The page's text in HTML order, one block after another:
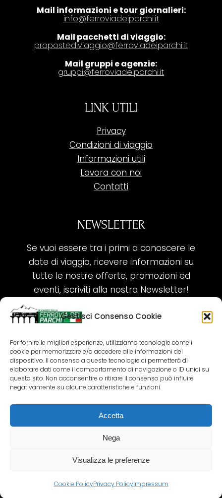
Gestisci Consenso Cookie
Per fornire le migliori esperienze, utilizziamo tecnologie come i
cookie per memorizzare e/o accedere alle informazioni del
dispositivo. Il consenso a queste tecnologie ci permetterà di
elaborare dati come il comportamento di navigazione o ID unici su
questo sito. Non acconsentire o ritirare il consenso può influire
negativamente su alcune caratteristiche e funzioni.
Accetta
Nega
Visualizza le preferenze
Cookie PolicyPrivacy PolicyImpressum
Mail informazioni e tour giornalieri:
info@ferroviadeiparchi.it
Mail pacchetti di viaggio:
propostediviaggio@ferroviadeiparchi.it
Mail gruppi e agenzie:
gruppi@ferroviadeiparchi.it
LINK UTILI
Privacy
Condizioni di viaggio
Informazioni utili
Lavora con noi
Contatti
NEWSLETTER
Se vuoi essere tra i primi a conoscere le
date di viaggio, ricevere informazioni su
tutte le nostre offerte, promozioni ed
eventi, iscriviti alla nostra Newsletter!
ISCRIVITI ORA!
SEGUICI SUI NOSTRI SOCIAL
COPYRIGHT 2018-2025 PALLENIUM TOURISM
SRL
AGENZIA VIAGGI E TOUR OPERATOR – P.IVA: